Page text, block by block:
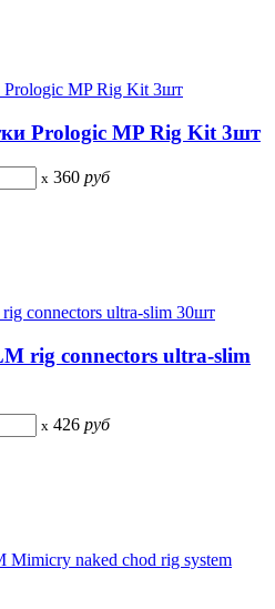
Prologic MP Rig Kit 3шт
x 360 руб
rig connectors ultra-slim
x 426 руб